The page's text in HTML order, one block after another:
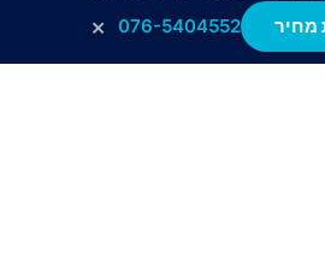
מחיר 076-5404552
×